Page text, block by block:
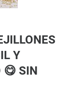
Y
😋 SIN